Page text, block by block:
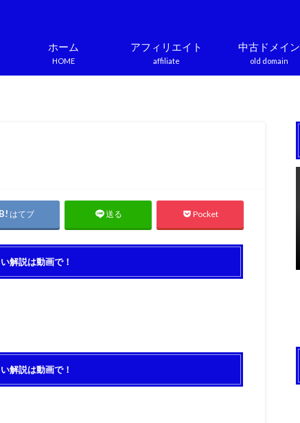
HOME
ホーム
affiliate
アフィリエイト
old domain
中古ドメイン
はてブ 送る Pocket
解説は動画で！
解説は動画で！